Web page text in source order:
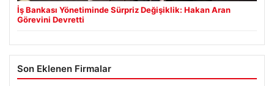
İş Bankası Yönetiminde Sürpriz Değişiklik: Hakan Aran
Görevini Devretti
Son Eklenen Firmalar